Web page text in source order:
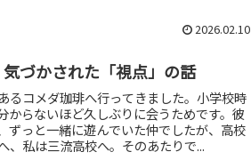
2026.02.10
づかされた「視点」の話
るコメダ珈琲へ行ってきました。小学校時
からないほど久しぶりに会うためです。彼
ずっと一緒に遊んでいた仲でしたが、高校
、私は三流高校へ。そのあたりで...